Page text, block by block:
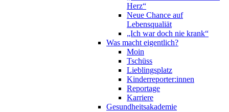
Herz“
Neue Chance auf
Lebensqualiät
„Ich war doch nie krank“
Was macht eigentlich?
Moin
Tschüss
Lieblingsplatz
Kinderreporter:innen
Reportage
Karriere
Gesundheitsakademie